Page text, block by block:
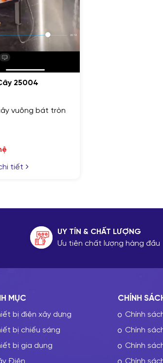
25004
vuông bát tròn
tiết
UY TÍN & CHẤT LƯỢNG
Ưu tiên chất lượng hàng đầu
MỤC
bị điện xây dựng
bị chiếu sáng
bị gia dụng
CHÍNH
Chính
Chính
Chính